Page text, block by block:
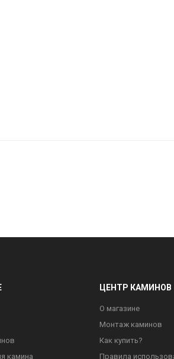
камина
ЦЕНТР КАМИНОВ
О магазине
Монтаж каминов
Как купить?
Правила